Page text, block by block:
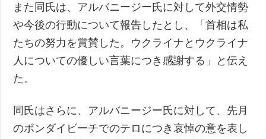
また同氏は、アルバニージー氏に対して外交情勢
や今後の行動について報告したとし、「首相は私
たちの努力を賞賛した。ウクライナとウクライナ
人についての優しい言葉につき感謝する」と伝え
た。
同氏はさらに、アルバニージー氏に対して、先月
のボンダイビーチでのテロにつき哀悼の意を表し